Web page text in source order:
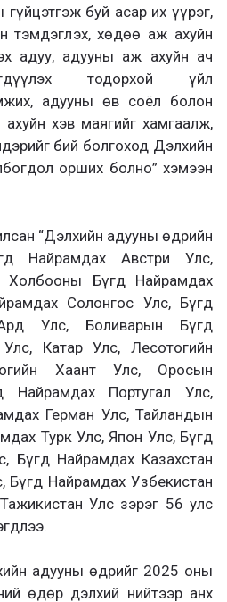
буй асар их үүрэг,
тэмдэглэх, хөдөө аж ахуйн
адуу, адууны аж ахуйн ач
тодорхой үйл
адууны өв соёл болон
хэв маягийг хамгаалж,
бий болгоход Дэлхийн
орших болно” хэмээн
“Дэлхийн адууны өдрийн
Найрамдах Австри Улс,
Холбооны Бүгд Найрамдах
Солонгос Улс, Бүгд
Улс, Боливарын Бүгд
Катар Улс, Лесотогийн
Хаант Улс, Оросын
Португал Улс,
Герман Улс, Тайландын
Турк Улс, Япон Улс, Бүгд
Бүгд Найрамдах Казахстан
Бүгд Найрамдах Узбекистан
Улс зэрэг 56 улс
адууны өдрийг 2025 оны
өдөр дэлхий нийтээр анх